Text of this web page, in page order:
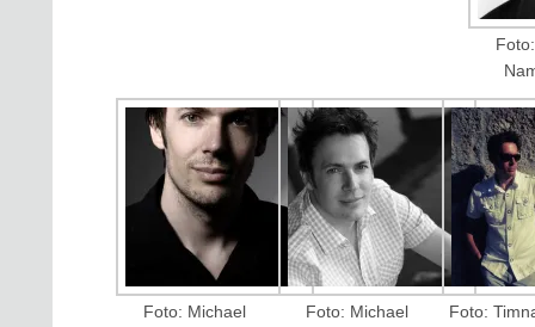
Foto: Michael
Foto: Michael
Foto: